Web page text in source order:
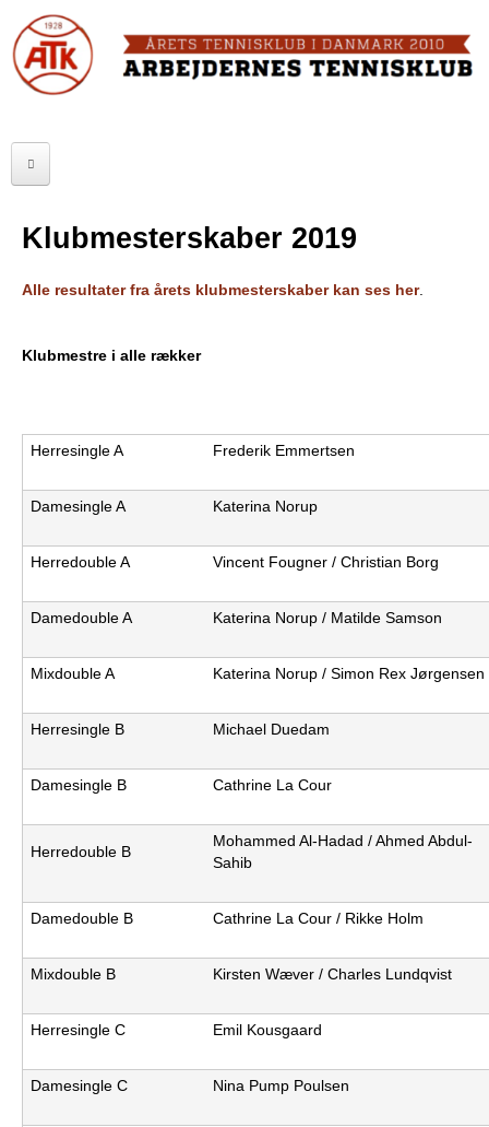
to
main
d
r
T
e
s
u
b
FORSIDE
SENIOR
JUNIOR
RANGLISTER
Klubmesterskaber 2019
Alle resultater fra årets klubmesterskaber kan ses her.
Klubmestre i alle rækker
Herresingle A Frederik Emmertsen
Damesingle A Katerina Norup
Herredouble A Vincent Fougner / Christian Borg
Damedouble A Katerina Norup / Matilde Samson
Mixdouble A Katerina Norup / Simon Rex Jørgensen
Herresingle B Michael Duedam
Damesingle B Cathrine La Cour
Herredouble B
Mohammed Al-Hadad / Ahmed Abdul-
Sahib
Damedouble B Cathrine La Cour / Rikke Holm
Mixdouble B Kirsten Wæver / Charles Lundqvist
Herresingle C Emil Kousgaard
Damesingle C Nina Pump Poulsen